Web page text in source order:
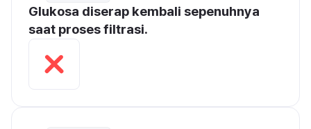
Glukosa diserap kembali sepenuhnya
saat proses filtrasi.